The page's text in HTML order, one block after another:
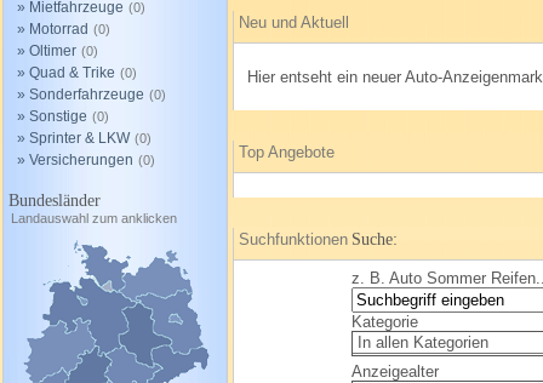
» Mietfahrzeuge (0)
» Motorrad (0)
» Oltimer (0)
» Quad & Trike (0)
» Sonderfahrzeuge (0)
» Sonstige (0)
» Sprinter & LKW (0)
» Versicherungen (0)
Bundesländer
Landauswahl zum anklicken
Neu und Aktuell
Hier entseht ein neuer Auto-
Top Angebote
Suchfunktionen Suche:
z. B. Auto Sommer
Kategorie
Anzeigealter